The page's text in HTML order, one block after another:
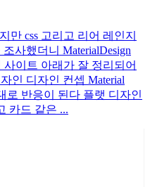
만 css 고리고 리어 레인지
사했더니 MaterialDesign
사이트 아래가 잘 정리되어
인 디자인 컨셉 Material
로 반응이 된다 플랫 디자인
카드 같은 ...